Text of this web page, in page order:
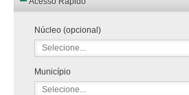
Núcleo (opcional)
Selecione...
Município
Selecione...